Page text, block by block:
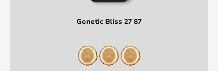
Genetic Bliss 27 87